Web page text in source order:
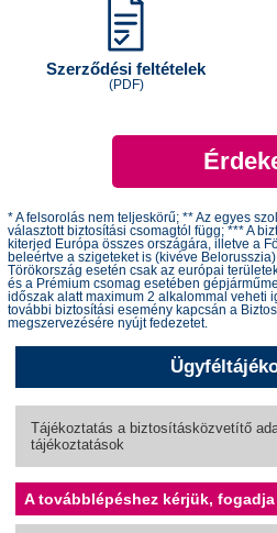
Szerződési feltételek
(PDF)
* A felsorolás nem teljeskörű; ** Az egyes
választott biztosítási csomagtól függ; *** A
kiterjed Európa összes országára, illetve a
beleértve a szigeteket is (kivéve
Törökország esetén csak az európai
és a Prémium csomag esetében
időszak alatt maximum 2 alkalommal veheti
további biztosítási esemény kapcsán a
megszervezésére nyújt fedezetet.
Tájékoztatás a biztosításközvetítő
tájékoztatások
A továbblépéshez kérjük,